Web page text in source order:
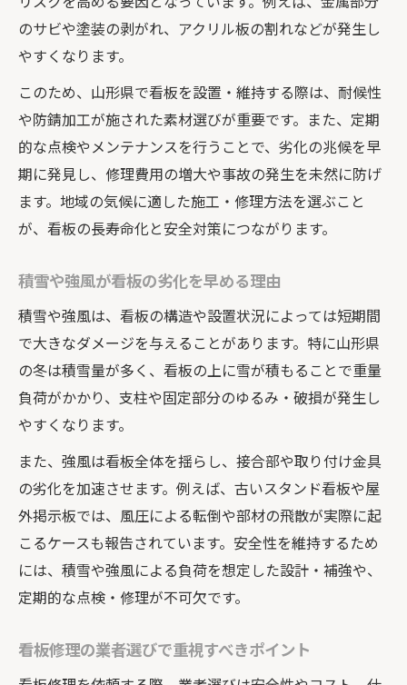
厳しい気象で劣化した看板を効率よく直す方法
劣化した看板の修理方法と施工手順を解説
看板修理前の現地調査で重要なチェック項
目
木製看板修理やアクリル交換の注意点
看板修理業者選びで失敗しないコツ
修理費用を抑えるために知っておきたいこ
と
経営効率化を叶える看板修理・維持の実践法
看板修理で経営効率化を図るポイント
定期的な修理が長期的なコスト削減に直結
看板修理費用の見積もりと維持費管理術
修理と新規製作の経済的メリット比較
看板修理業者と長期契約の活用方法
修理費用と会計処理のポイントを徹底解説
看板修理費用の基礎知識と費用相場を解説
会計処理で押さえるべき勘定科目の選び方
看板修理の減価償却と消耗品区分の違い
修理費用の見積もりを正確に把握するコツ
法
看板の安全対策は定期メンテナンスが決め手に
のサビや塗装の剥がれ、アクリル板の割れなどが発生し
やすくなります。
このため、山形県で看板を設置・維持する際は、耐候性
や防錆加工が施された素材選びが重要です。また、定期
的な点検やメンテナンスを行うことで、劣化の兆候を早
期に発見し、修理費用の増大や事故の発生を未然に防げ
ます。地域の気候に適した施工・修理方法を選ぶこと
が、看板の長寿命化と安全対策につながります。
積雪や強風が看板の劣化を早める理由
積雪や強風は、看板の構造や設置状況によっては短期間
で大きなダメージを与えることがあります。特に山形県
の冬は積雪量が多く、看板の上に雪が積もることで重量
負荷がかかり、支柱や固定部分のゆるみ・破損が発生し
やすくなります。
また、強風は看板全体を揺らし、接合部や取り付け金具
の劣化を加速させます。例えば、古いスタンド看板や屋
外掲示板では、風圧による転倒や部材の飛散が実際に起
こるケースも報告されています。安全性を維持するため
には、積雪や強風による負荷を想定した設計・補強や、
定期的な点検・修理が不可欠です。
看板修理の業者選びで重視すべきポイント